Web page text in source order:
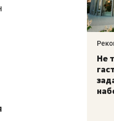
каждые
Не